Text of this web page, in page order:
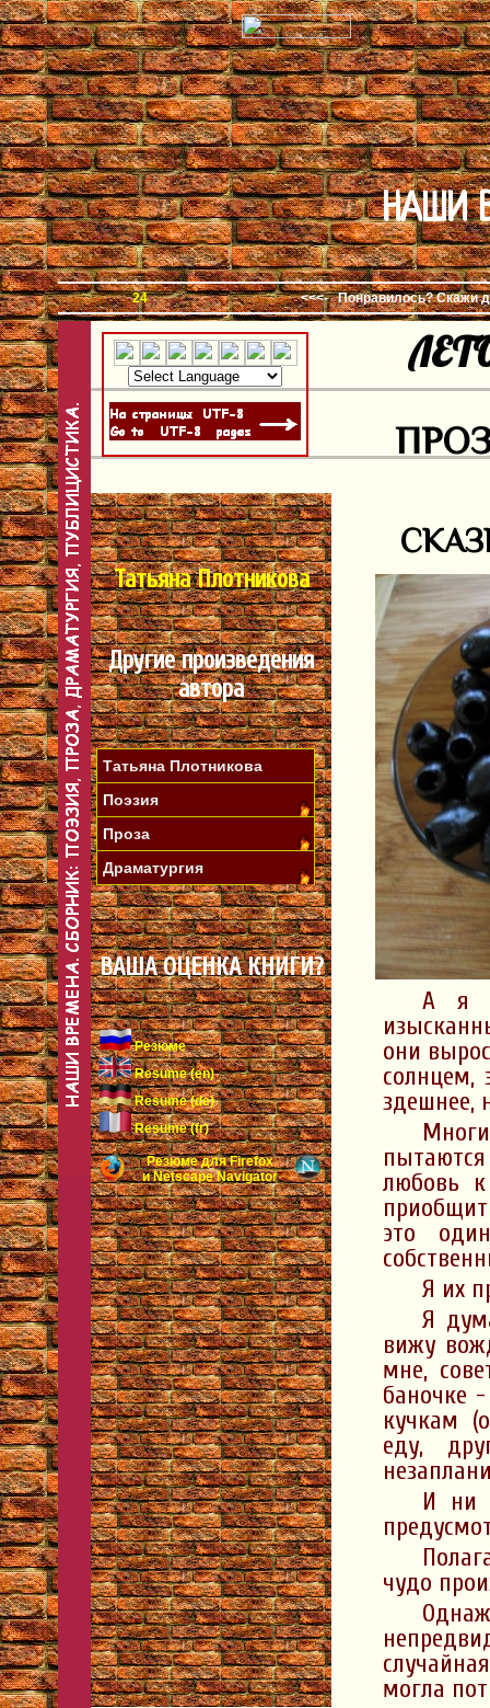
НАШИ
24 <<<-Понравилось? Скажи
Татьяна Плотникова
Другие произведения
автора
Татьяна Плотникова
Поэзия
Проза
Драматургия
ВАША ОЦЕНКА КНИГИ?
Резюме
Resume (en)
Resume (de)
Resume (fr)
Резюме для Firefox
и Netscape Navigator
А я
они
солнцем,
здешнее,
любовь
это
Я их
Я
вижу
мне,
баночке
кучкам
еду,
И ни
чудо
могла